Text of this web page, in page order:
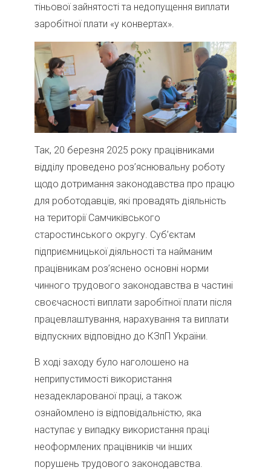
тіньової зайнятості та недопущення виплати
заробітної плати «у конвертах».
Так, 20 березня 2025 року працівниками
відділу проведено роз’яснювальну роботу
щодо дотримання законодавства про працю
для роботодавців, які провадять діяльність
на території Самчиківського
старостинського округу. Суб’єктам
підприємницької діяльності та найманим
працівникам роз’яснено основні норми
чинного трудового законодавства в частині
своєчасності виплати заробітної плати після
працевлаштування, нарахування та виплати
відпускних відповідно до КЗпП України.
В ході заходу було наголошено на
неприпустимості використання
незадекларованої праці, а також
ознайомлено із відповідальністю, яка
наступає у випадку використання праці
неоформлених працівників чи інших
порушень трудового законодавства.